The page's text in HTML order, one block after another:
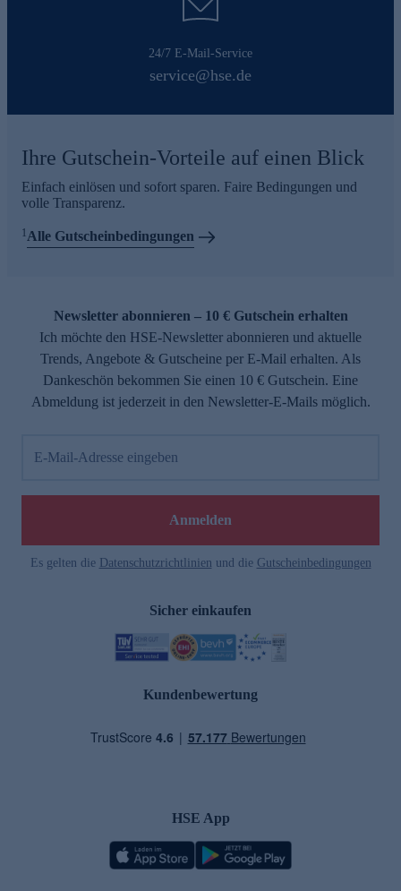
24/7 E-Mail-Service
service@hse.de
Ihre Gutschein-Vorteile auf einen Blick
Einfach einlösen und sofort sparen. Faire Bedingungen und
volle Transparenz.
1Alle Gutscheinbedingungen
Newsletter abonnieren – 10 € Gutschein erhalten
Ich möchte den HSE-Newsletter abonnieren und aktuelle
Trends, Angebote & Gutscheine per E-Mail erhalten. Als
Dankeschön bekommen Sie einen 10 € Gutschein. Eine
Abmeldung ist jederzeit in den Newsletter-E-Mails möglich.
E-Mail-Adresse eingeben
Anmelden
Es gelten die Datenschutzrichtlinien und die Gutscheinbedingungen
Sicher einkaufen
Kundenbewertung
HSE App